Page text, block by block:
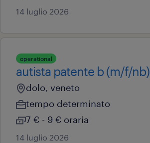
14 luglio 2026
operational
autista patente b (m/f/nb)
dolo, veneto
tempo determinato
7 € - 9 € oraria
14 luglio 2026